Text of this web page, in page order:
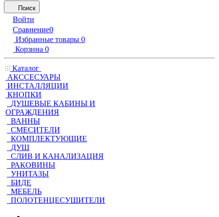
Поиск
Войти
Сравнение0
Избранные товары 0
Корзина 0
Каталог
АКССЕСУАРЫ
ИНСТАЛЛЯЦИИ
КНОПКИ
ДУШЕВЫЕ КАБИНЫ И
ОГРАЖДЕНИЯ
ВАННЫ
СМЕСИТЕЛИ
КОМПЛЕКТУЮЩИЕ
ДУШ
СЛИВ И КАНАЛИЗАЦИЯ
РАКОВИНЫ
УНИТАЗЫ
БИДЕ
МЕБЕЛЬ
ПОЛОТЕНЦЕСУШИТЕЛИ